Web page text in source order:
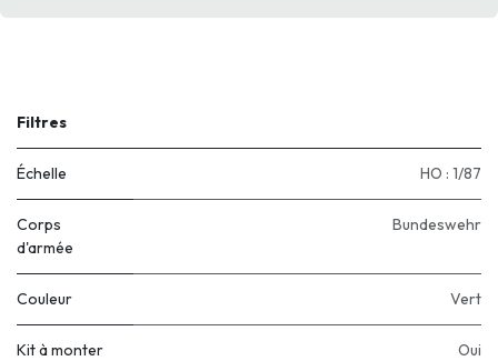
Filtres
Échelle HO : 1/87
Corps
d'armée
Bundeswehr
Couleur Vert
Kit à monter Oui